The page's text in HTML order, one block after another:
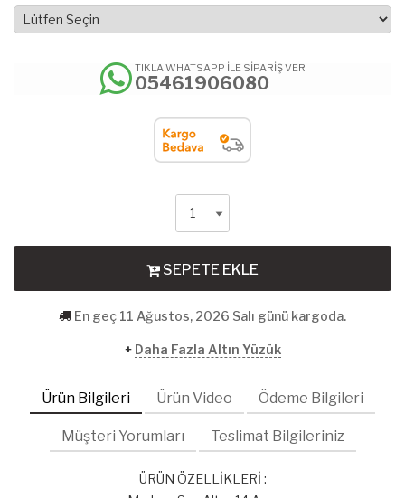
TIKLA WHATSAPP İLE SİPARİŞ VER
05461906080
SEPETE EKLE
En geç 11 Ağustos, 2026 Salı günü kargoda.
+ Daha Fazla Altın Yüzük
Ürün Bilgileri Ürün Video Ödeme Bilgileri
Müşteri Yorumları Teslimat Bilgileriniz
ÜRÜN ÖZELLİKLERİ :